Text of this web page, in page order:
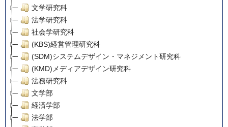
文学研究科
法学研究科
社会学研究科
(KBS)経営管理研究科
(SDM)システムデザイン・マネジメント研究科
(KMD)メディアデザイン研究科
法務研究科
文学部
経済学部
法学部